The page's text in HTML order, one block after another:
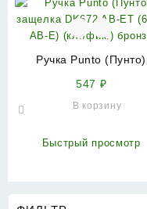
Ручка Punto (Пунто)
бронза
547 ₽
В корзину
Быстрый просмотр